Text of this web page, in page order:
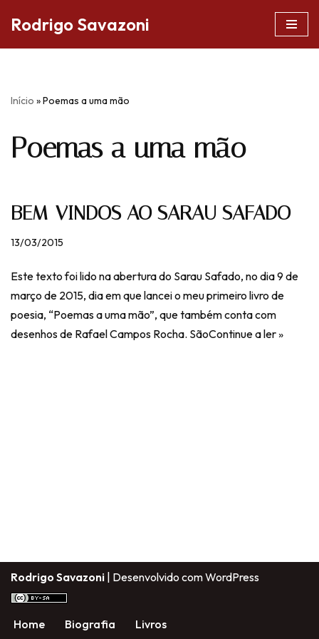
conteúdo
Rodrigo Savazoni
Início »Poemas a uma mão
Poemas a uma mão
BEM-VINDOS AO SARAU SAFADO
13/03/2015
Este texto foi lido na abertura do Sarau Safado, no dia 9 de
março de 2015, dia em que lancei o meu primeiro livro de
poesia, “Poemas a uma mão”, que também conta com
desenhos de Rafael Campos Rocha. SãoContinue a ler »
Rodrigo Savazoni | Desenvolvido comWordPress
Home Biografia Livros